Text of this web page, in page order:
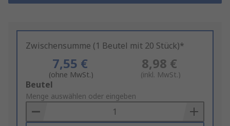
Zwischensumme (1 Beutel mit 20 Stück)*
7,55 €
(ohne MwSt.)
8,98 €
(inkl. MwSt.)
Add
to
Basket
Beutel
Menge auswählen oder eingeben